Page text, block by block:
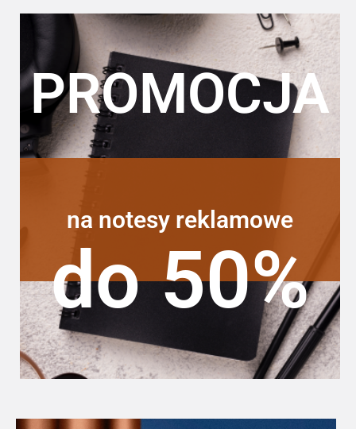
PROMOCJA
na notesy reklamowe
do 50%